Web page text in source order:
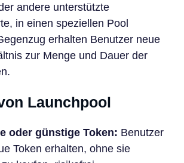
andere unterstützte
in einen speziellen Pool
erhalten Benutzer neue
zur Menge und Dauer der
Launchpool
oder günstige Token: Benutzer
Token erhalten, ohne sie